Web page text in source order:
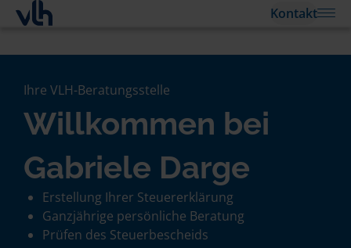
Kontakt
Ihre VLH-Beratungsstelle
Willkommen bei
Gabriele Darge
Erstellung Ihrer Steuererklärung
Ganzjährige persönliche Beratung
Prüfen des Steuerbescheids